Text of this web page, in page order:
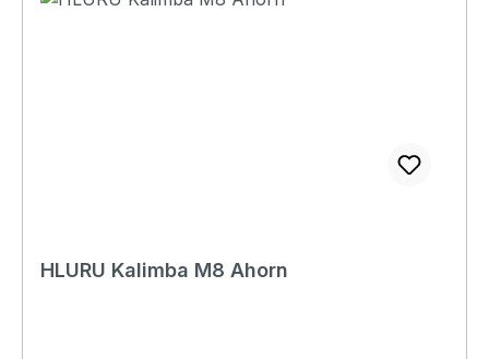
Kalimba überzeugt mit ihren Ãœberragenden
HLURU Kalimba M8 Ahorn